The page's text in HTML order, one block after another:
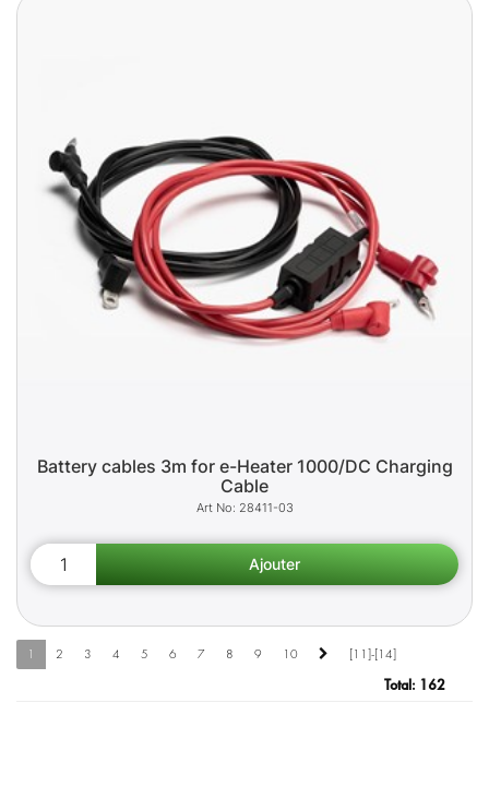
Battery cables 3m for e-Heater 1000/DC Charging
Cable
28411-03
1 2 3 4 5 6 7 8 9 10 [11]-[14]
Total: 162